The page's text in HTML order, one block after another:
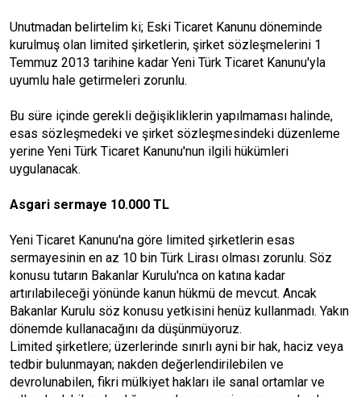
Unutmadan belirtelim ki; Eski Ticaret Kanunu döneminde
kurulmuş olan limited şirketlerin, şirket sözleşmelerini 1
Temmuz 2013 tarihine kadar Yeni Türk Ticaret Kanunu'yla
uyumlu hale getirmeleri zorunlu.
Bu süre içinde gerekli değişikliklerin yapılmaması halinde,
esas sözleşmedeki ve şirket sözleşmesindeki düzenleme
yerine Yeni Türk Ticaret Kanunu'nun ilgili hükümleri
uygulanacak.
Asgari sermaye 10.000 TL
Yeni Ticaret Kanunu'na göre limited şirketlerin esas
sermayesinin en az 10 bin Türk Lirası olması zorunlu. Söz
konusu tutarın Bakanlar Kurulu'nca on katına kadar
artırılabileceği yönünde kanun hükmü de mevcut. Ancak
Bakanlar Kurulu söz konusu yetkisini henüz kullanmadı. Yakın
dönemde kullanacağını da düşünmüyoruz.
Limited şirketlere; üzerlerinde sınırlı ayni bir hak, haciz veya
tedbir bulunmayan; nakden değerlendirilebilen ve
devrolunabilen, fikri mülkiyet hakları ile sanal ortamlar ve